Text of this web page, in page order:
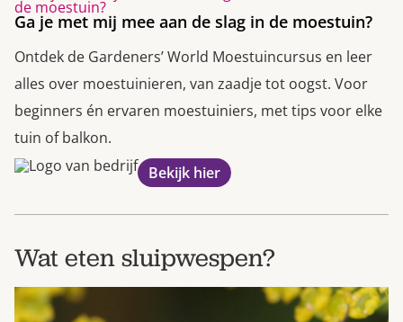
Ga je met mij mee aan de slag in de moestuin?
Ontdek de Gardeners’ World Moestuincursus en leer
alles over moestuinieren, van zaadje tot oogst. Voor
beginners én ervaren moestuiniers, met tips voor elke
tuin of balkon.
Bekijk hier
Wat eten sluipwespen?